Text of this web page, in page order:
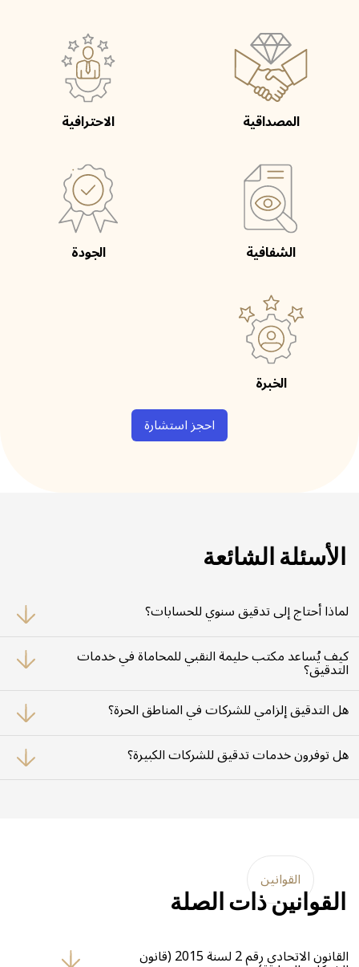
المصداقية الاحترافية
الشفافية الجودة
الخبرة
احجز استشارة
الأسئلة الشائعة
لماذا أحتاج إلى تدقيق سنوي للحسابات؟
لأن التدقيق السنوي ضروري للامتثال للتشريعات الإماراتية، ولتجديد التراخيص
وضمان دقة الإدارة المالية.
كيف يُساعد مكتب حليمة النقبي للمحاماة في خدمات
التدقيق؟
نصدر تقارير تفصيلية، وندعم العملية بخبرتنا القانونية لضمان سلاسة الإجراءات.
هل التدقيق إلزامي للشركات في المناطق الحرة؟
نعم، تُلزم العديد من المناطق الحرة الشركات بتقديم تقارير تدقيق سنوية لتجديد
التراخيص والامتثال.
هل توفرون خدمات تدقيق للشركات الكبيرة؟
بالتأكيد. نقدم خدمات تدقيق متخصصة للشركات ذات الإيرادات المرتفعة (أكثر
القوانين
القوانين ذات الصلة
القانون الاتحادي رقم 2 لسنة 2015 (قانون